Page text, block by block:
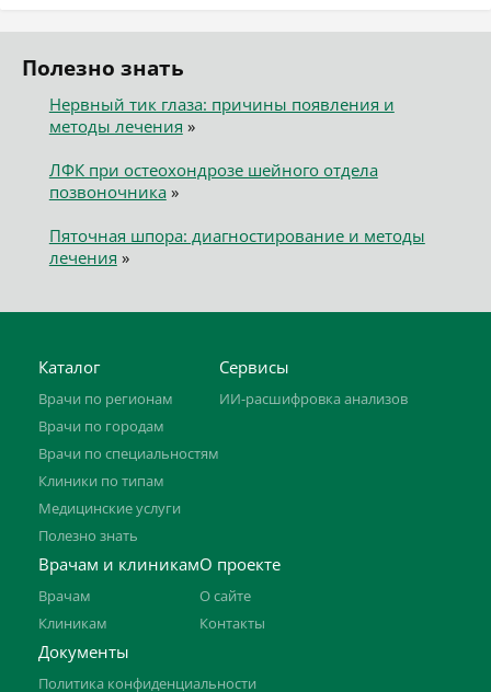
Полезно знать
Нервный тик глаза: причины появления и
методы лечения »
ЛФК при остеохондрозе шейного отдела
позвоночника»
Пяточная шпора: диагностирование и методы
лечения »
Каталог
Врачи по регионам
Врачи по городам
Врачи по специальностям
Клиники по типам
Медицинские услуги
Полезно знать
Сервисы
ИИ-расшифровка анализов
Врачам и клиникам
Врачам
Клиникам
О проекте
О сайте
Контакты
Документы
Политика конфиденциальности